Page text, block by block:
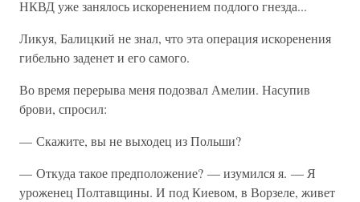
НКВД уже занялось искоренением подлого гнезда...
Ликуя, Балицкий не знал, что эта операция искоренения
гибельно заденет и его самого.
Во время перерыва меня подозвал Амелии. Насупив
брови, спросил:
— Скажите, вы не выходец из Польши?
— Откуда такое предположение? — изумился я. — Я
уроженец Полтавщины. И под Киевом, в Ворзеле, живет